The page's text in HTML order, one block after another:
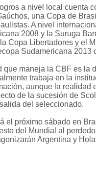
a nivel local cuenta
una Copa de
A nivel
2008 y la Suruga
Copa Libertadores y el
Sudamericana 2013
que maneja la CBF es la
trabaja en la
aunque la realidad
de la sucesión de
del seleccionado.
el próximo sábado en
del Mundial al
Argentina y